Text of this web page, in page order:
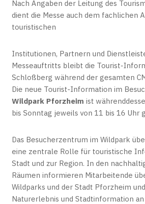
Nach Angaben der Leitung des
dient die Messe auch dem fachlichen
touristischen
Institutionen, Partnern und
Messeauftritts bleibt die Tourist-
Schloßberg während der gesamten
Die neue Tourist-Information im
Wildpark Pforzheim ist
bis Sonntag jeweils von 11 bis 16 Uhr
Das Besucherzentrum im Wildpark
eine zentrale Rolle für touristische
Stadt und zur Region. In den
Räumen informieren Mitarbeitende
Wildparks und der Stadt Pforzheim
Naturerlebnis und Stadtinformation